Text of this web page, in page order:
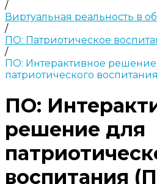
/
Виртуальная реальность в
/
ПО: Патриотическое
/
ПО: Интерактивное
патриотического
ПО:
решение для
воспитания